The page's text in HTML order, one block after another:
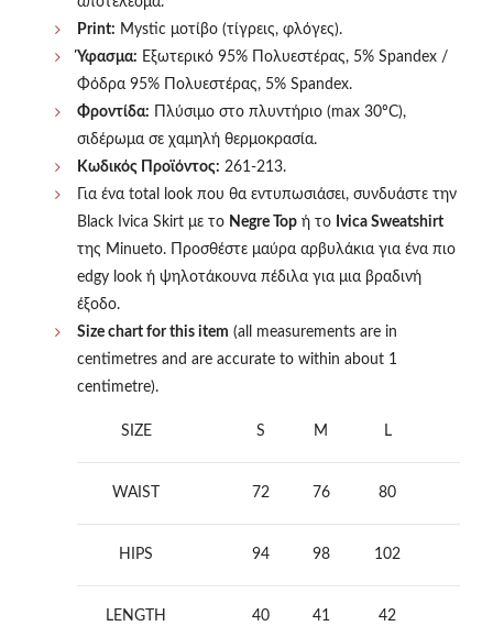
Print: Mystic μοτίβο (τίγρεις, φλόγες).
Ύφασμα: Εξωτερικό 95% Πολυεστέρας, 5% Spandex /
Φόδρα 95% Πολυεστέρας, 5% Spandex.
Φροντίδα: Πλύσιμο στο πλυντήριο (max 30ºC),
σιδέρωμα σε χαμηλή θερμοκρασία.
Κωδικός Προϊόντος: 261-213.
Για ένα total look που θα εντυπωσιάσει, συνδυάστε την
Black Ivica Skirt με το Negre Top ή το Ivica Sweatshirt
της Minueto. Προσθέστε μαύρα αρβυλάκια για ένα πιο
edgy look ή ψηλοτάκουνα πέδιλα για μια βραδινή
έξοδο.
Size chart for this item (all measurements are in
centimetres and are accurate to within about 1
centimetre).
SIZE S M L
WAIST 72 76 80
HIPS 94 98 102
LENGTH 40 41 42